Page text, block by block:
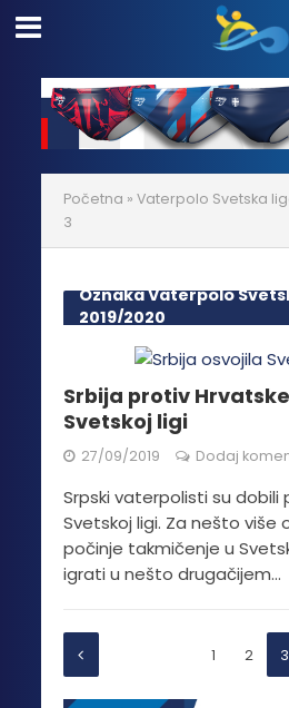
Početna » Vaterpolo Svetska
3
Oznaka Vaterpolo
2019/2020
Srbija protiv
Svetskoj ligi
27/09/2019 Dodaj
Srpski vaterpolisti su dobili
Svetskoj ligi. Za nešto više
počinje takmičenje u
igrati u nešto drugačijem...
1 2 3